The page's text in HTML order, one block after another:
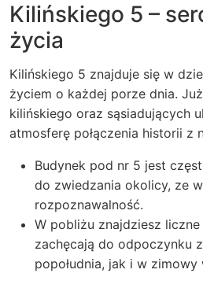
Kilińskiego 5 –
życia
Kilińskiego 5 znajduje się w
życiem o każdej porze dnia.
kilińskiego oraz sąsiadujących
atmosferę połączenia historii z
Budynek pod nr 5 jest
do zwiedzania okolicy, ze
rozpoznawalność.
W pobliżu znajdziesz
zachęcają do odpoczynku
popołudnia, jak i w zimowy